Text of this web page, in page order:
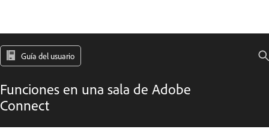
Guía del usuario
Funciones en una sala de Adobe
Connect